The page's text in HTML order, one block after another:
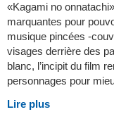
«Kagami no
marquantes pour
musique pincées -
visages derrière des
blanc, l’incipit du film
personnages pour
Lire plus